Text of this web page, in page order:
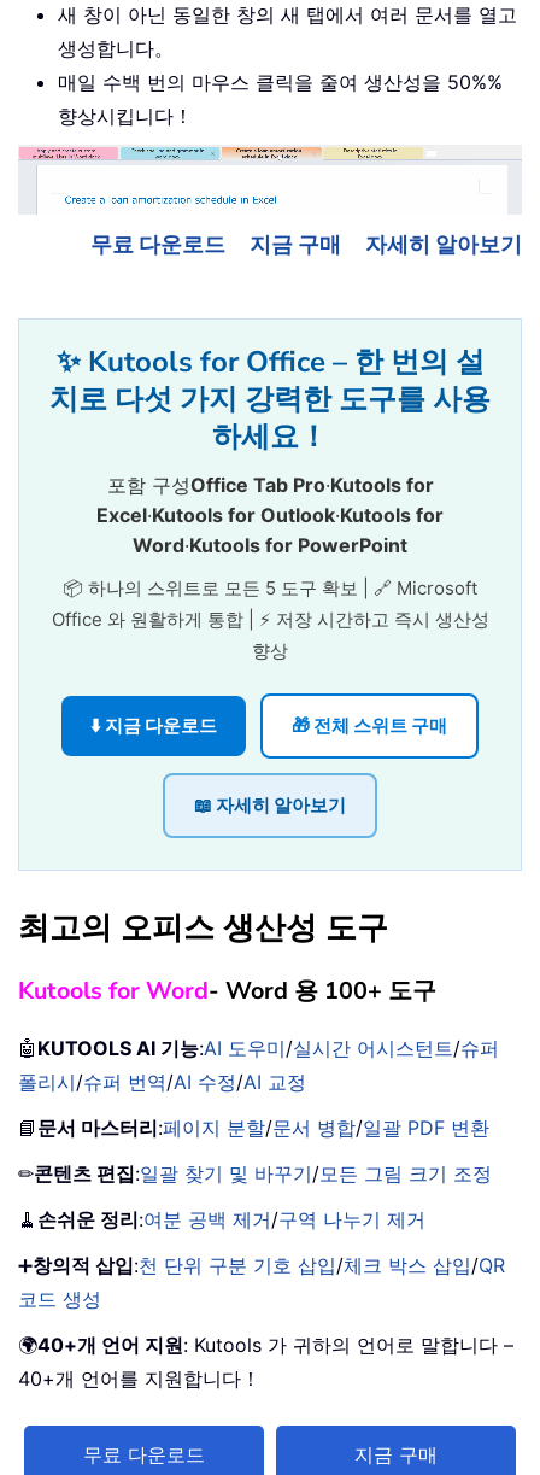
새 창이 아닌 동일한 창의 새 탭에서 여러 문서를 열고
생성합니다。
매일 수백 번의 마우스 클릭을 줄여 생산성을 50%%
향상시킵니다！
무료 다운로드 지금 구매 자세히 알아보기
✨ Kutools for Office – 한 번의 설
치로 다섯 가지 강력한 도구를 사용
하세요！
포함 구성Office Tab Pro·Kutools for
Excel·Kutools for Outlook·Kutools for
Word·Kutools for PowerPoint
📦 하나의 스위트로 모든 5 도구 확보 | 🔗 Microsoft
Office 와 원활하게 통합 | ⚡ 저장 시간하고 즉시 생산성
향상
⬇️ 지금 다운로드 🎁 전체 스위트 구매
📖 자세히 알아보기
최고의 오피스 생산성 도구
Kutools for Word- Word 용 100+ 도구
🤖 KUTOOLS AI 기능:AI 도우미/실시간 어시스턴트/슈퍼
폴리시/슈퍼 번역/AI 수정/AI 교정
📘 문서 마스터리:페이지 분할/문서 병합/일괄 PDF 변환
✏콘텐츠 편집:일괄 찾기 및 바꾸기/모든 그림 크기 조정
🧹 손쉬운 정리:여분 공백 제거/구역 나누기 제거
➕창의적 삽입:천 단위 구분 기호 삽입/체크 박스 삽입/QR
코드 생성
🌍40+개 언어 지원: Kutools 가 귀하의 언어로 말합니다 –
40+개 언어를 지원합니다！
무료 다운로드 지금 구매